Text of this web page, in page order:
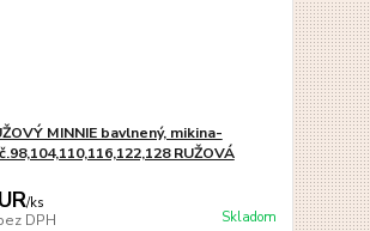
MINNIE bavlnený, mikina-
RUŽOVÁ
/ks
DPH Skladom